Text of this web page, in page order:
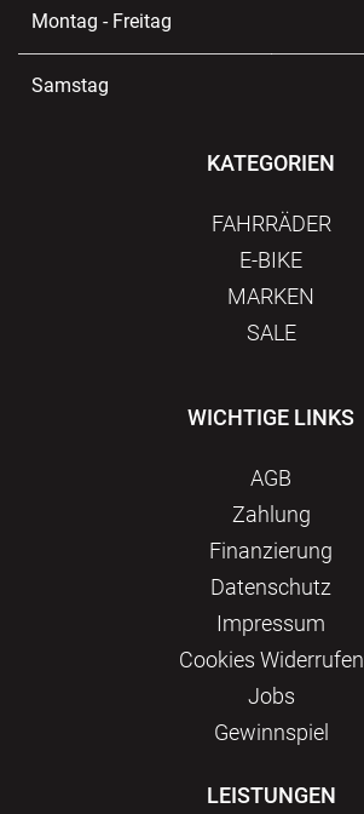
Montag - Freitag
Samstag
KATEGORIEN
FAHRRÄDER
E-BIKE
MARKEN
SALE
WICHTIGE LINKS
AGB
Zahlung
Finanzierung
Datenschutz
Impressum
Сookies Widerrufen
Jobs
Gewinnspiel
LEISTUNGEN